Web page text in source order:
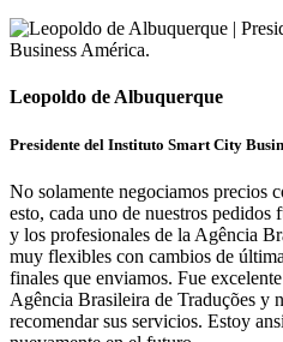
Leopoldo de Albuquerque
Presidente del Instituto Smart City
No solamente negociamos precios
esto, cada uno de nuestros pedidos
y los profesionales de la Agência
muy flexibles con cambios de
finales que enviamos. Fue
Agência Brasileira de Traduções y
recomendar sus servicios. Estoy